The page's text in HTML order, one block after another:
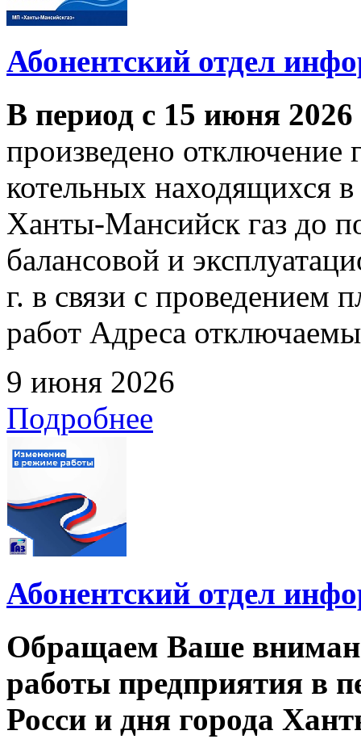
Абонентский отдел
В период с 15 июня
произведено отключение
котельных находящихся
Ханты-Мансийск газ до
балансовой и
г. в связи с проведением
работ Адреса
9 июня 2026
Подробнее
Абонентский отдел
Обращаем Ваше
работы предприятия в
Росси и дня города